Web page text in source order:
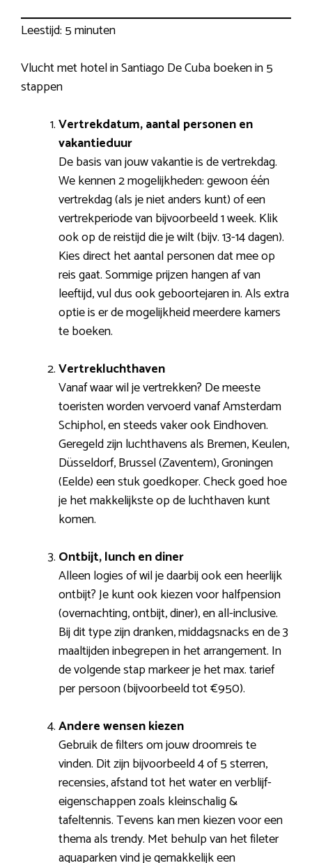
Leestijd: 5 minuten
Vlucht met hotel in Santiago De Cuba boeken in 5
stappen
Vertrekdatum, aantal personen en
vakantieduur
De basis van jouw vakantie is de vertrekdag.
We kennen 2 mogelijkheden: gewoon één
vertrekdag (als je niet anders kunt) of een
vertrekperiode van bijvoorbeeld 1 week. Klik
ook op de reistijd die je wilt (bijv. 13-14 dagen).
Kies direct het aantal personen dat mee op
reis gaat. Sommige prijzen hangen af van
leeftijd, vul dus ook geboortejaren in. Als extra
optie is er de mogelijkheid meerdere kamers
te boeken.
Vertrekluchthaven
Vanaf waar wil je vertrekken? De meeste
toeristen worden vervoerd vanaf Amsterdam
Schiphol, en steeds vaker ook Eindhoven.
Geregeld zijn luchthavens als Bremen, Keulen,
Düsseldorf, Brussel (Zaventem), Groningen
(Eelde) een stuk goedkoper. Check goed hoe
je het makkelijkste op de luchthaven kunt
komen.
Ontbijt, lunch en diner
Alleen logies of wil je daarbij ook een heerlijk
ontbijt? Je kunt ook kiezen voor halfpension
(overnachting, ontbijt, diner), en all-inclusive.
Bij dit type zijn dranken, middagsnacks en de 3
maaltijden inbegrepen in het arrangement. In
de volgende stap markeer je het max. tarief
per persoon (bijvoorbeeld tot €950).
Andere wensen kiezen
Gebruik de filters om jouw droomreis te
vinden. Dit zijn bijvoorbeeld 4 of 5 sterren,
recensies, afstand tot het water en verblijf-
eigenschappen zoals kleinschalig &
tafeltennis. Tevens kan men kiezen voor een
thema als trendy. Met behulp van het fileter
aquaparken vind je gemakkelijk een